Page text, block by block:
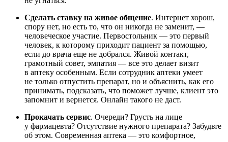
Сделать ставку на живое общение. Интернет хорош,
спору нет, но есть то, что он никогда не заменит, —
человеческое участие. Первостольник — это первый
человек, к которому приходит пациент за помощью,
если до врача еще не добрался. Живой контакт,
грамотный совет, эмпатия — все это делает визит
в аптеку особенным. Если сотрудник аптеки умеет
не только отпустить препарат, но и объяснить, как его
принимать, подсказать, что поможет лучше, клиент это
запомнит и вернется. Онлайн такого не даст.
Прокачать сервис. Очереди? Грусть на лице
у фармацевта? Отсутствие нужного препарата? Забудьте
об этом. Современная аптека — это комфортное,